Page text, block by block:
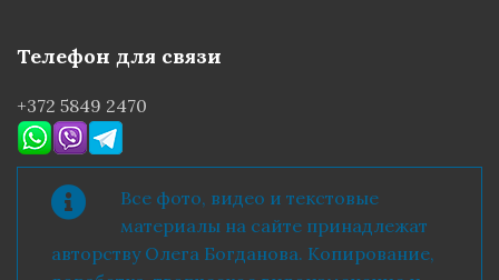
Телефон для связи
+372 5849 2470
Все фото, видео и текстовые
материалы на сайте принадлежат
авторству Олега Богданова. Копирование,